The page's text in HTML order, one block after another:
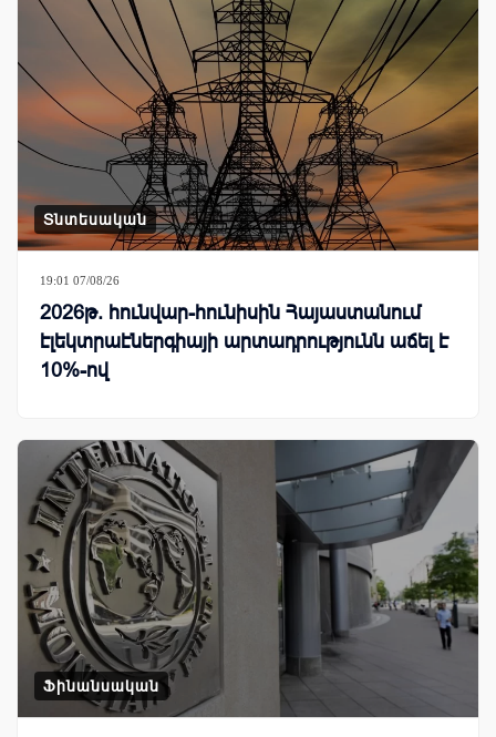
Տնտեսական
19:01 07/08/26
2026թ. հունվար-հունիսին Հայաստանում
էլեկտրաէներգիայի արտադրությունն աճել է
10%-ով
Ֆինանսական